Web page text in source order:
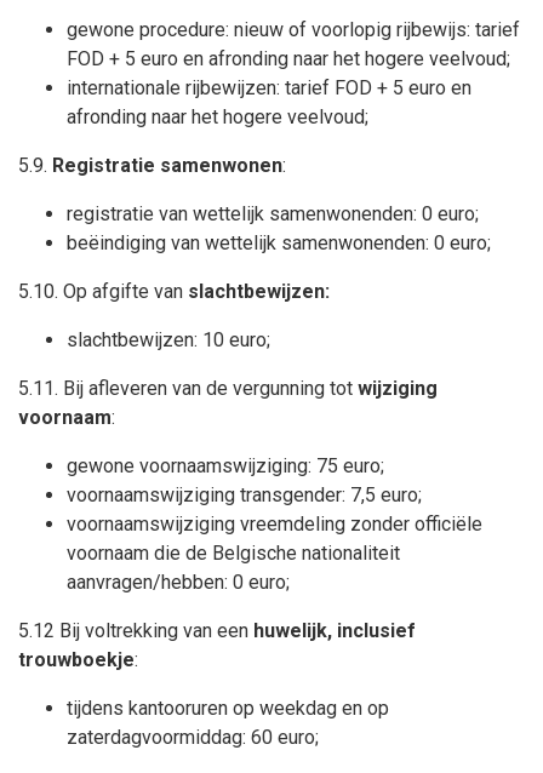
gewone procedure: nieuw of voorlopig rijbewijs: tarief
FOD + 5 euro en afronding naar het hogere veelvoud;
internationale rijbewijzen: tarief FOD + 5 euro en
afronding naar het hogere veelvoud;
5.9. Registratie samenwonen:
registratie van wettelijk samenwonenden: 0 euro;
beëindiging van wettelijk samenwonenden: 0 euro;
5.10. Op afgifte van slachtbewijzen:
slachtbewijzen: 10 euro;
5.11. Bij afleveren van de vergunning tot wijziging
voornaam:
gewone voornaamswijziging: 75 euro;
voornaamswijziging transgender: 7,5 euro;
voornaamswijziging vreemdeling zonder officiële
voornaam die de Belgische nationaliteit
aanvragen/hebben: 0 euro;
5.12 Bij voltrekking van een huwelijk, inclusief
trouwboekje:
tijdens kantooruren op weekdag en op
zaterdagvoormiddag: 60 euro;